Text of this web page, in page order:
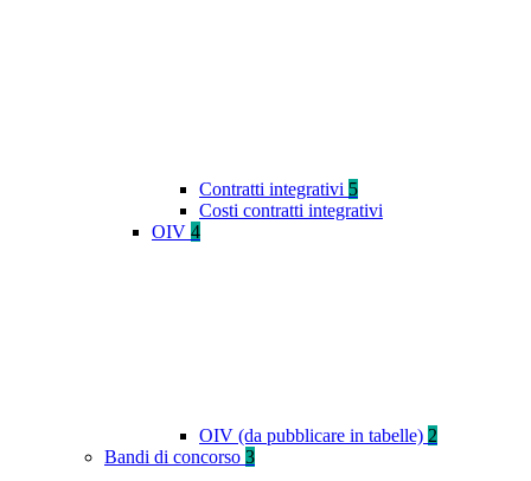
Contratti integrativi 5
Costi contratti integrativi
OIV 4
OIV (da pubblicare in tabelle) 2
Bandi di concorso 3